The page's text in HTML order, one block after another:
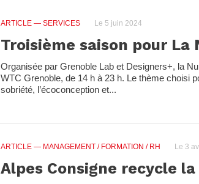
ARTICLE — SERVICES Le 5 juin 2024
Troisième saison pour La
Organisée par Grenoble Lab et Designers+, la
WTC Grenoble, de 14 h à 23 h. Le thème choisi
sobriété, l’écoconception et...
ARTICLE — MANAGEMENT / FORMATION / RH Le 3
Alpes Consigne recycle